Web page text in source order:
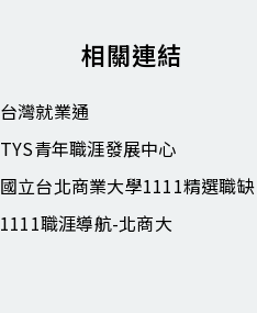
相關連結
台灣就業通
TYS青年職涯發展中心
國立台北商業大學1111精選職缺
1111職涯導航-北商大